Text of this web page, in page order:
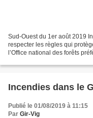
Sud-Ouest du 1er août 2019
respecter les règles qui
l’Office national des forêts
Incendies dans le
Publié le 01/08/2019 à 11:15
Par Gir-Vig